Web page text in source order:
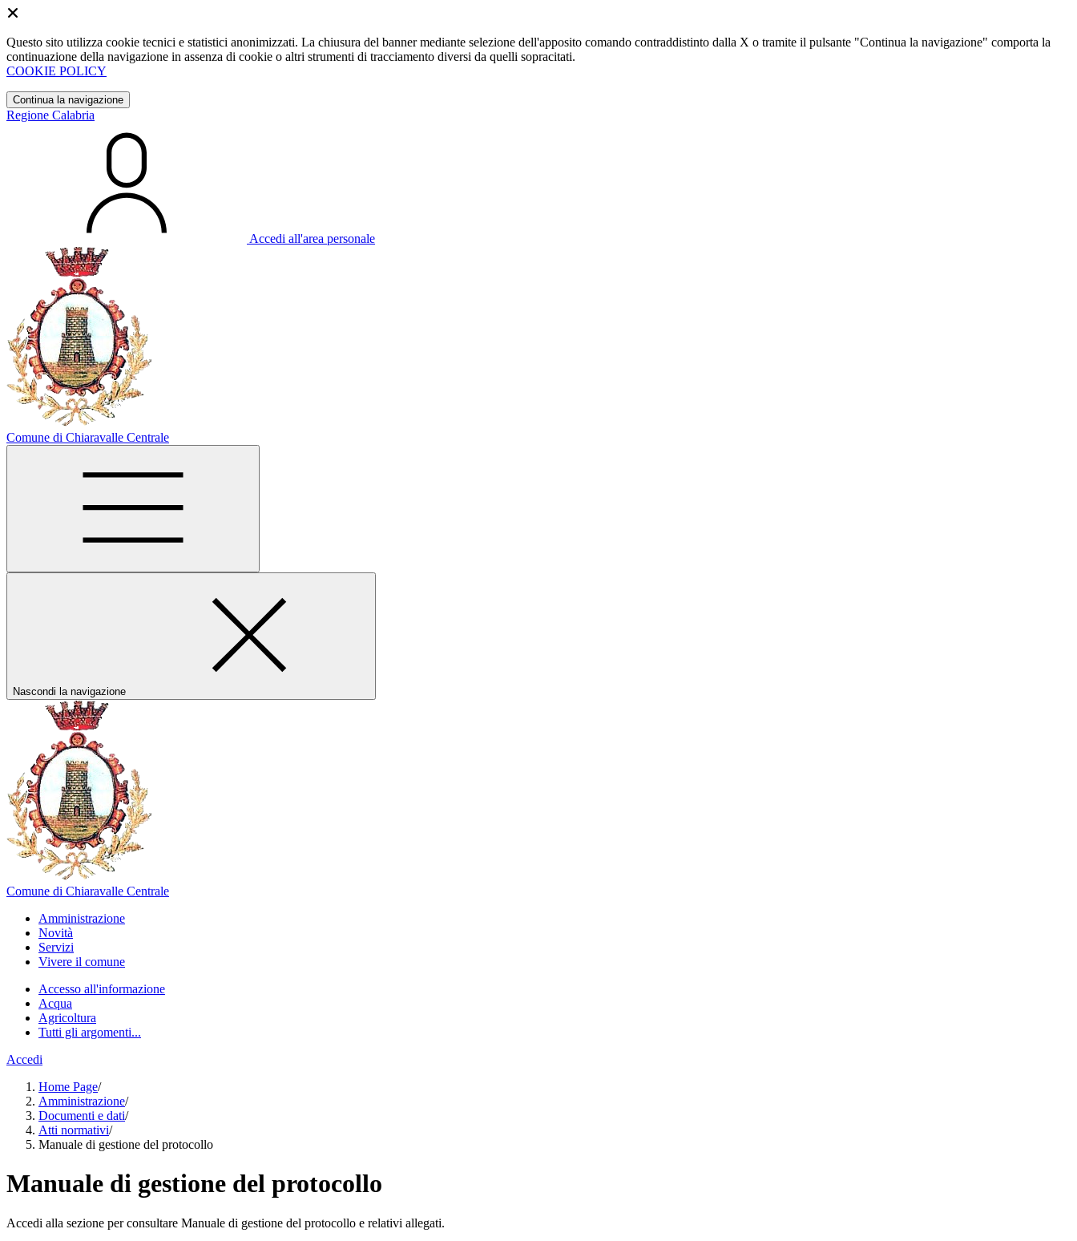
Questo sito utilizza cookie tecnici e statistici anonimizzati. La chiusura del banner mediante selezione dell'apposito comando contraddistinto dalla X o tramite il pulsante "Continua la navigazione" comporta la
continuazione della navigazione in assenza di cookie o altri strumenti di tracciamento diversi da quelli sopracitati.
COOKIE POLICY
Continua la navigazione
Regione Calabria
Accedi all'area personale
Comune di Chiaravalle Centrale
Nascondi la navigazione
Comune di Chiaravalle Centrale
Amministrazione
Novità
Servizi
Vivere il comune
Accesso all'informazione
Acqua
Agricoltura
Tutti gli argomenti...
Accedi
Home Page/
Amministrazione/
Documenti e dati/
Atti normativi/
Manuale di gestione del protocollo
Manuale di gestione del protocollo
Accedi alla sezione per consultare Manuale di gestione del protocollo e relativi allegati.